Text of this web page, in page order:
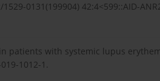
0131(199904) 42:4<599::AID-
patients with systemic lupus
1012-1.